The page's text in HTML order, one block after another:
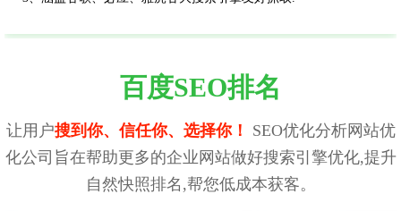
百度SEO排名
让用户搜到你、信任你、选择你！
SEO优化分析网站优
化公司旨在帮助更多的企业网站做好搜索引擎优化,提升
自然快照排名,帮您低成本获客。